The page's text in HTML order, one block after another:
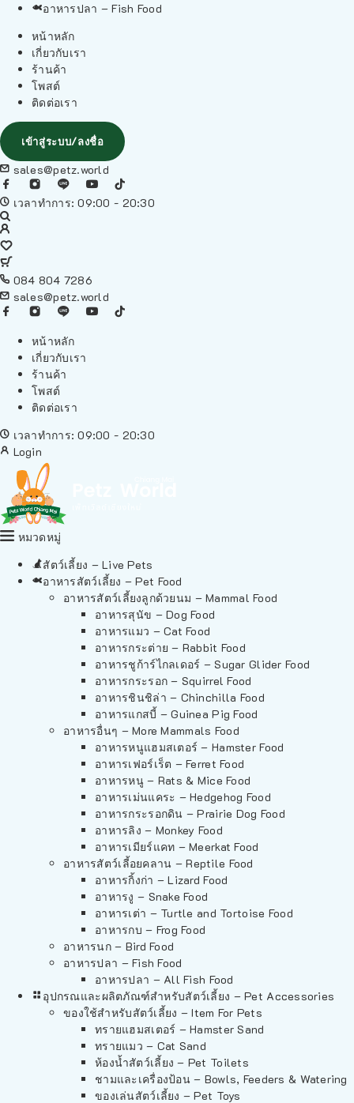
อาหารปลา – Fish Food
หน้าหลัก
เกี่ยวกับเรา
ร้านค้า
โพสต์
ติดต่อเรา
เข้าสู่ระบบ/ลงชื่อ
sales@petz.world
เวลาทำการ: 09:00 - 20:30
084 804 7286
sales@petz.world
หน้าหลัก
เกี่ยวกับเรา
ร้านค้า
โพสต์
ติดต่อเรา
เวลาทำการ: 09:00 - 20:30
Login
หมวดหมู่
สัตว์เลี้ยง – Live Pets
อาหารสัตว์เลี้ยง – Pet Food
อาหารสัตว์เลี้ยงลูกด้วยนม – Mammal Food
อาหารสุนัข – Dog Food
อาหารแมว – Cat Food
อาหารกระต่าย – Rabbit Food
อาหารชูก้าร์ไกลเดอร์ – Sugar Glider Food
อาหารกระรอก – Squirrel Food
อาหารชินชิล่า – Chinchilla Food
อาหารแกสบี้ – Guinea Pig Food
อาหารอื่นๆ – More Mammals Food
อาหารหนูแฮมสเตอร์ – Hamster Food
อาหารเฟอร์เร็ต – Ferret Food
อาหารหนู – Rats & Mice Food
อาหารเม่นแคระ – Hedgehog Food
อาหารกระรอกดิน – Prairie Dog Food
อาหารลิง – Monkey Food
อาหารเมียร์แคท – Meerkat Food
อาหารสัตว์เลี้อยคลาน – Reptile Food
อาหารกิ้งก่า – Lizard Food
อาหารงู – Snake Food
อาหารเต่า – Turtle and Tortoise Food
อาหารกบ – Frog Food
อาหารนก – Bird Food
อาหารปลา – Fish Food
อาหารปลา – All Fish Food
อุปกรณและผลิตภัณฑ์สำหรับสัตว์เลี้ยง – Pet Accessories
ของใช้สำหรับสัตว์เลี้ยง – Item For Pets
ทรายแฮมสเตอร์ – Hamster Sand
ทรายแมว – Cat Sand
ห้องน้ำสัตว์เลี้ยง – Pet Toilets
ชามและเครื่องป้อน – Bowls, Feeders & Watering
ของเล่นสัตว์เลี้ยง – Pet Toys